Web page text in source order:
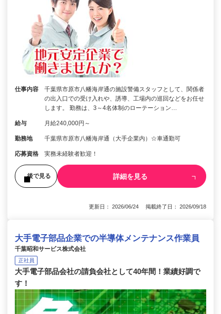
仕事内容
千葉県市原市八幡海岸通の施設警備スタッフとして、関係者
の出入口での受け入れや、誘導、工場内の巡回などをお任せ
します。 勤務は、3～4名体制のローテーション…
給与 月給240,000円～
勤務地 千葉県市原市八幡海岸通（大手企業内）☆車通勤可
応募資格 実務未経験者歓迎！
後で見る 詳細を見る
更新日： 2026/06/24 掲載終了日： 2026/09/18
大手電子部品企業での半導体メンテナンス作業員
千葉昭和サービス株式会社
正社員
大手電子部品会社の請負会社として40年間！業績好調で
す！